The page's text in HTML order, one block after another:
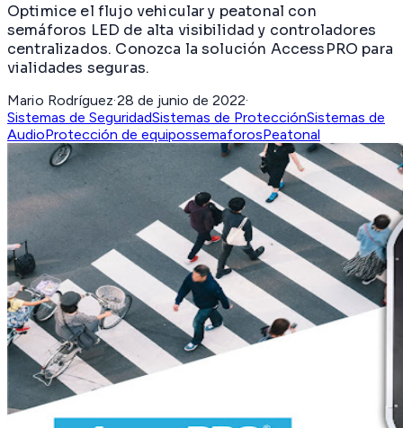
Optimice el flujo vehicular y peatonal con
semáforos LED de alta visibilidad y controladores
centralizados. Conozca la solución AccessPRO para
vialidades seguras.
Mario Rodríguez·28 de junio de 2022·
Sistemas de SeguridadSistemas de ProtecciónSistemas de
AudioProtección de equipossemaforosPeatonal